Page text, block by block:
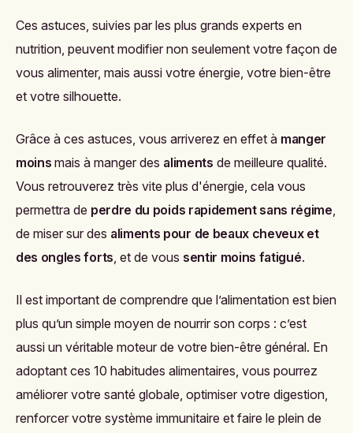
Ces astuces, suivies par les plus grands experts en
nutrition, peuvent modifier non seulement votre façon de
vous alimenter, mais aussi votre énergie, votre bien-être
et votre silhouette.
Grâce à ces astuces, vous arriverez en effet à manger
moins mais à manger des aliments de meilleure qualité.
Vous retrouverez très vite plus d'énergie, cela vous
permettra de perdre du poids rapidement sans régime,
de miser sur des aliments pour de beaux cheveux et
des ongles forts, et de vous sentir moins fatigué.
Il est important de comprendre que l’alimentation est bien
plus qu’un simple moyen de nourrir son corps : c’est
aussi un véritable moteur de votre bien-être général. En
adoptant ces 10 habitudes alimentaires, vous pourrez
améliorer votre santé globale, optimiser votre digestion,
renforcer votre système immunitaire et faire le plein de